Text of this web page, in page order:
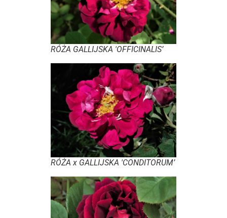
RÓŻA GALLIJSKA 'OFFICINALIS’
RÓŻA x GALLIJSKA 'CONDITORUM’